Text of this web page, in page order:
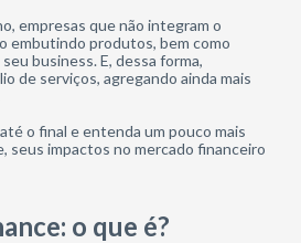
empresas que não integram o
embutindo produtos, bem como
business. E, dessa forma,
de serviços, agregando ainda mais
o final e entenda um pouco mais
seus impactos no mercado financeiro
o que é?